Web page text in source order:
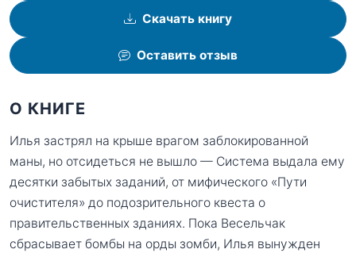
Скачать книгу
Оставить отзыв
О КНИГЕ
Илья застрял на крыше врагом заблокированной
маны, но отсидеться не вышло — Система выдала ему
десятки забытых заданий, от мифического «Пути
очистителя» до подозрительного квеста о
правительственных зданиях. Пока Весельчак
сбрасывает бомбы на орды зомби, Илья вынужден